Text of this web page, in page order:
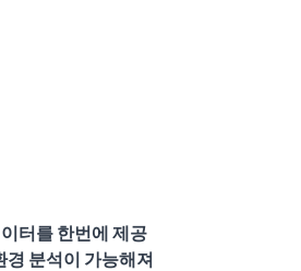
터를 한번에 제공
분석이 가능해져